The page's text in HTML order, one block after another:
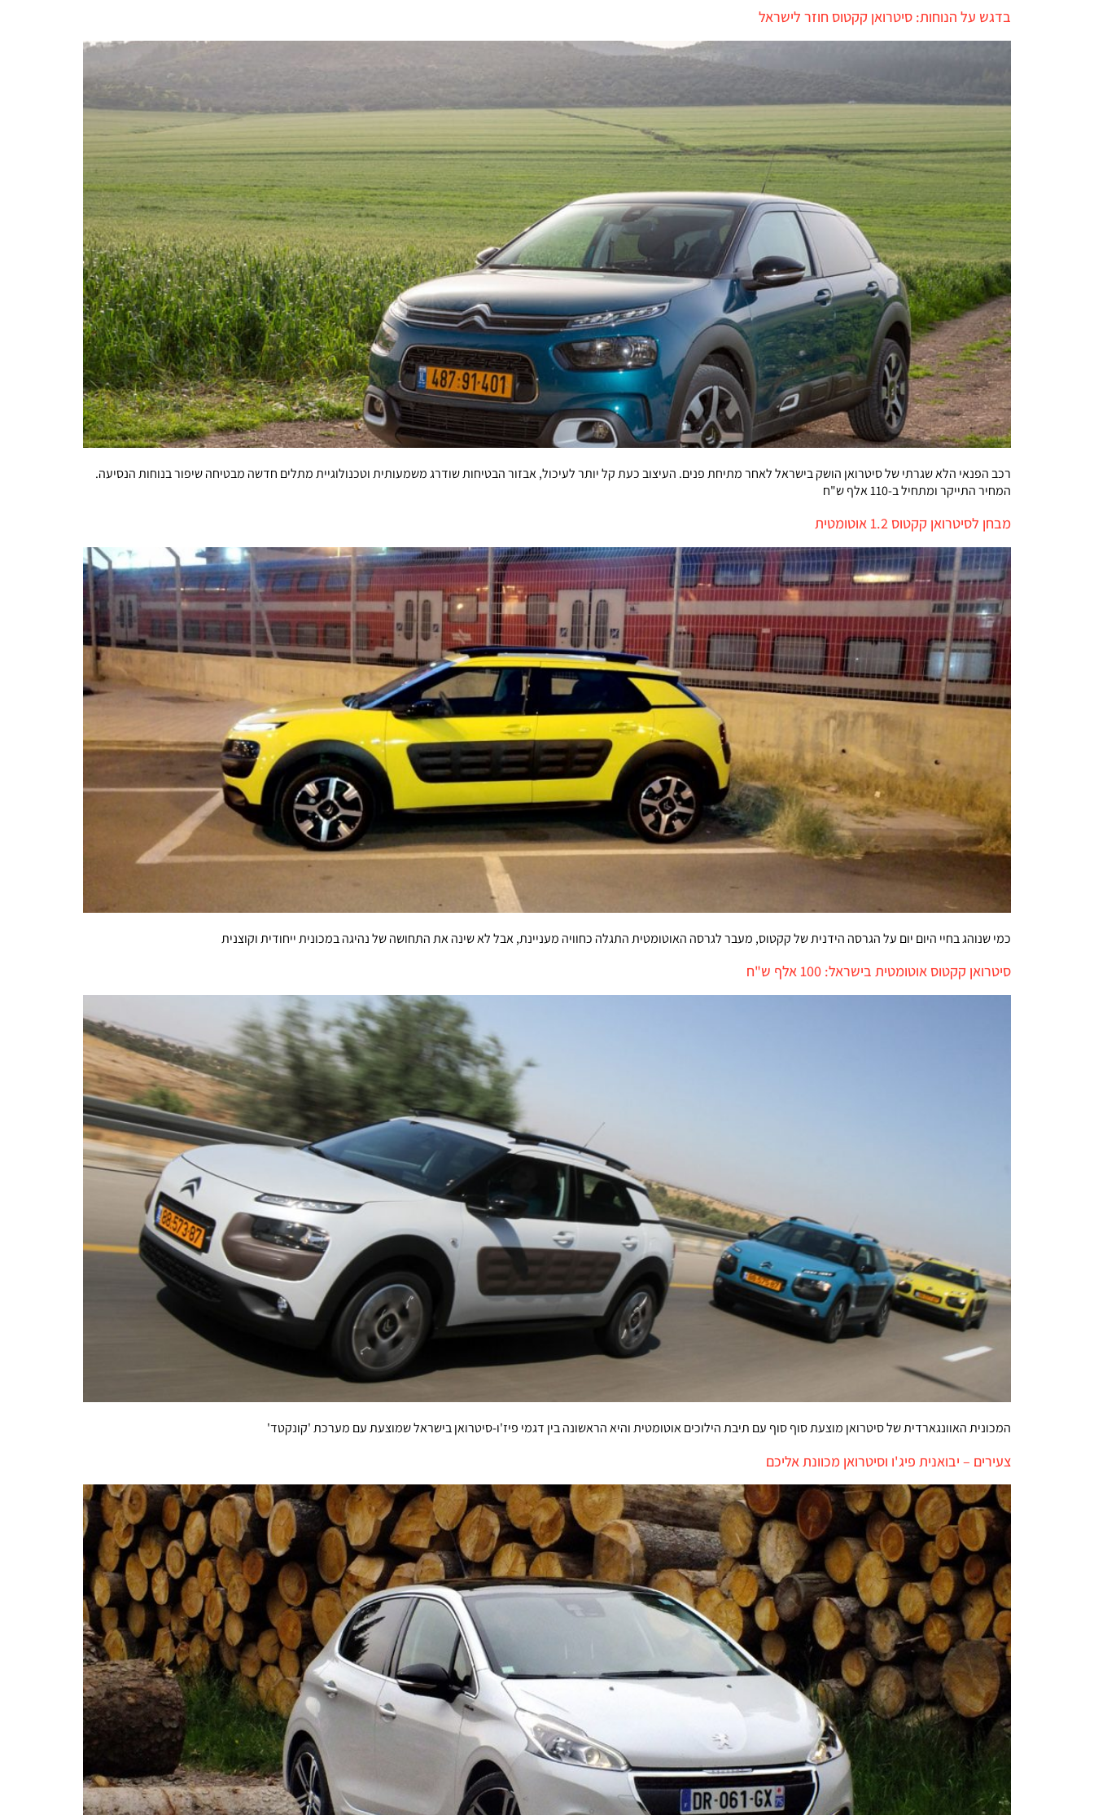
בדגש על הנוחות: סיטרואן קקטוס חוזר לישראל
רכב הפנאי הלא שגרתי של סיטרואן הושק בישראל לאחר מתיחת פנים. העיצוב כעת קל יותר לעיכול, אבזור הבטיחות שודרג משמעותית וטכנולוגיית מתלים חדשה מבטיחה שיפור בנוחות הנסיעה.
המחיר התייקר ומתחיל ב-110 אלף ש"ח
מבחן לסיטרואן קקטוס 1.2 אוטומטית
כמי שנוהג בחיי היום יום על הגרסה הידנית של קקטוס, מעבר לגרסה האוטומטית התגלה כחוויה מעניינת, אבל לא שינה את התחושה של נהיגה במכונית ייחודית וקוצנית
סיטרואן קקטוס אוטומטית בישראל: 100 אלף ש"ח
המכונית האוונגארדית של סיטרואן מוצעת סוף סוף עם תיבת הילוכים אוטומטית והיא הראשונה בין דגמי פיז'ו-סיטרואן בישראל שמוצעת עם מערכת 'קונקטד'
צעירים – יבואנית פיג'ו וסיטרואן מכוונת אליכם